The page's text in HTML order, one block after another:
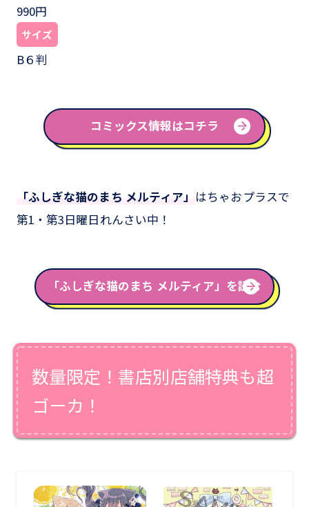
990円
サイズ
B６判
コミックス情報はコチラ
「ふしぎな猫のまち メルティア」 はちゃおプラスで
第1・第3日曜日れんさい中！
「ふしぎな猫のまち メルティア」を読む
数量限定！書店別店舗特典も超
ゴーカ！